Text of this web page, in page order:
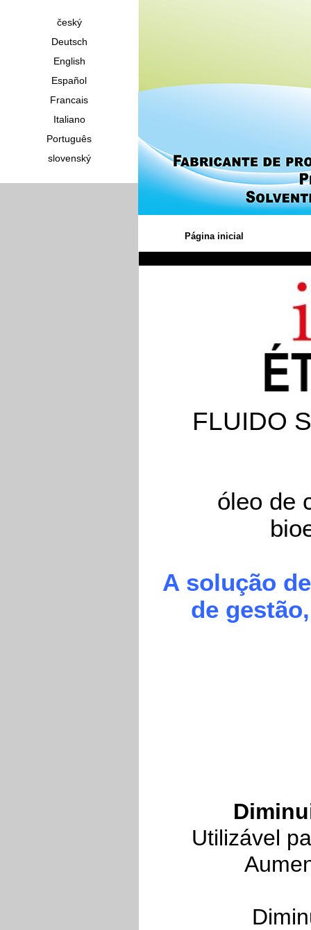
český
Deutsch
English
Español
Francais
Italiano
Português
slovenský
Página inicial
FLUIDO
óleo de
A solução
de
Utilizável